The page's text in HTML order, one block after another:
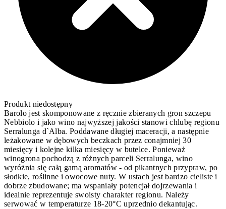
Produkt niedostępny
Barolo jest skomponowane z ręcznie zbieranych gron szczepu
Nebbiolo i jako wino najwyższej jakości stanowi chlubę regionu
Serralunga d`Alba. Poddawane długiej maceracji, a następnie
leżakowane w dębowych beczkach przez conajmniej 30
miesięcy i kolejne kilka miesięcy w butelce. Ponieważ
winogrona pochodzą z różnych parceli Serralunga, wino
wyróżnia się całą gamą aromatów - od pikantnych przypraw, po
słodkie, roślinne i owocowe nuty. W ustach jest bardzo cieliste i
dobrze zbudowane; ma wspaniały potencjał dojrzewania i
idealnie reprezentuje swoisty charakter regionu. Należy
serwować w temperaturze 18-20°C uprzednio dekantując.